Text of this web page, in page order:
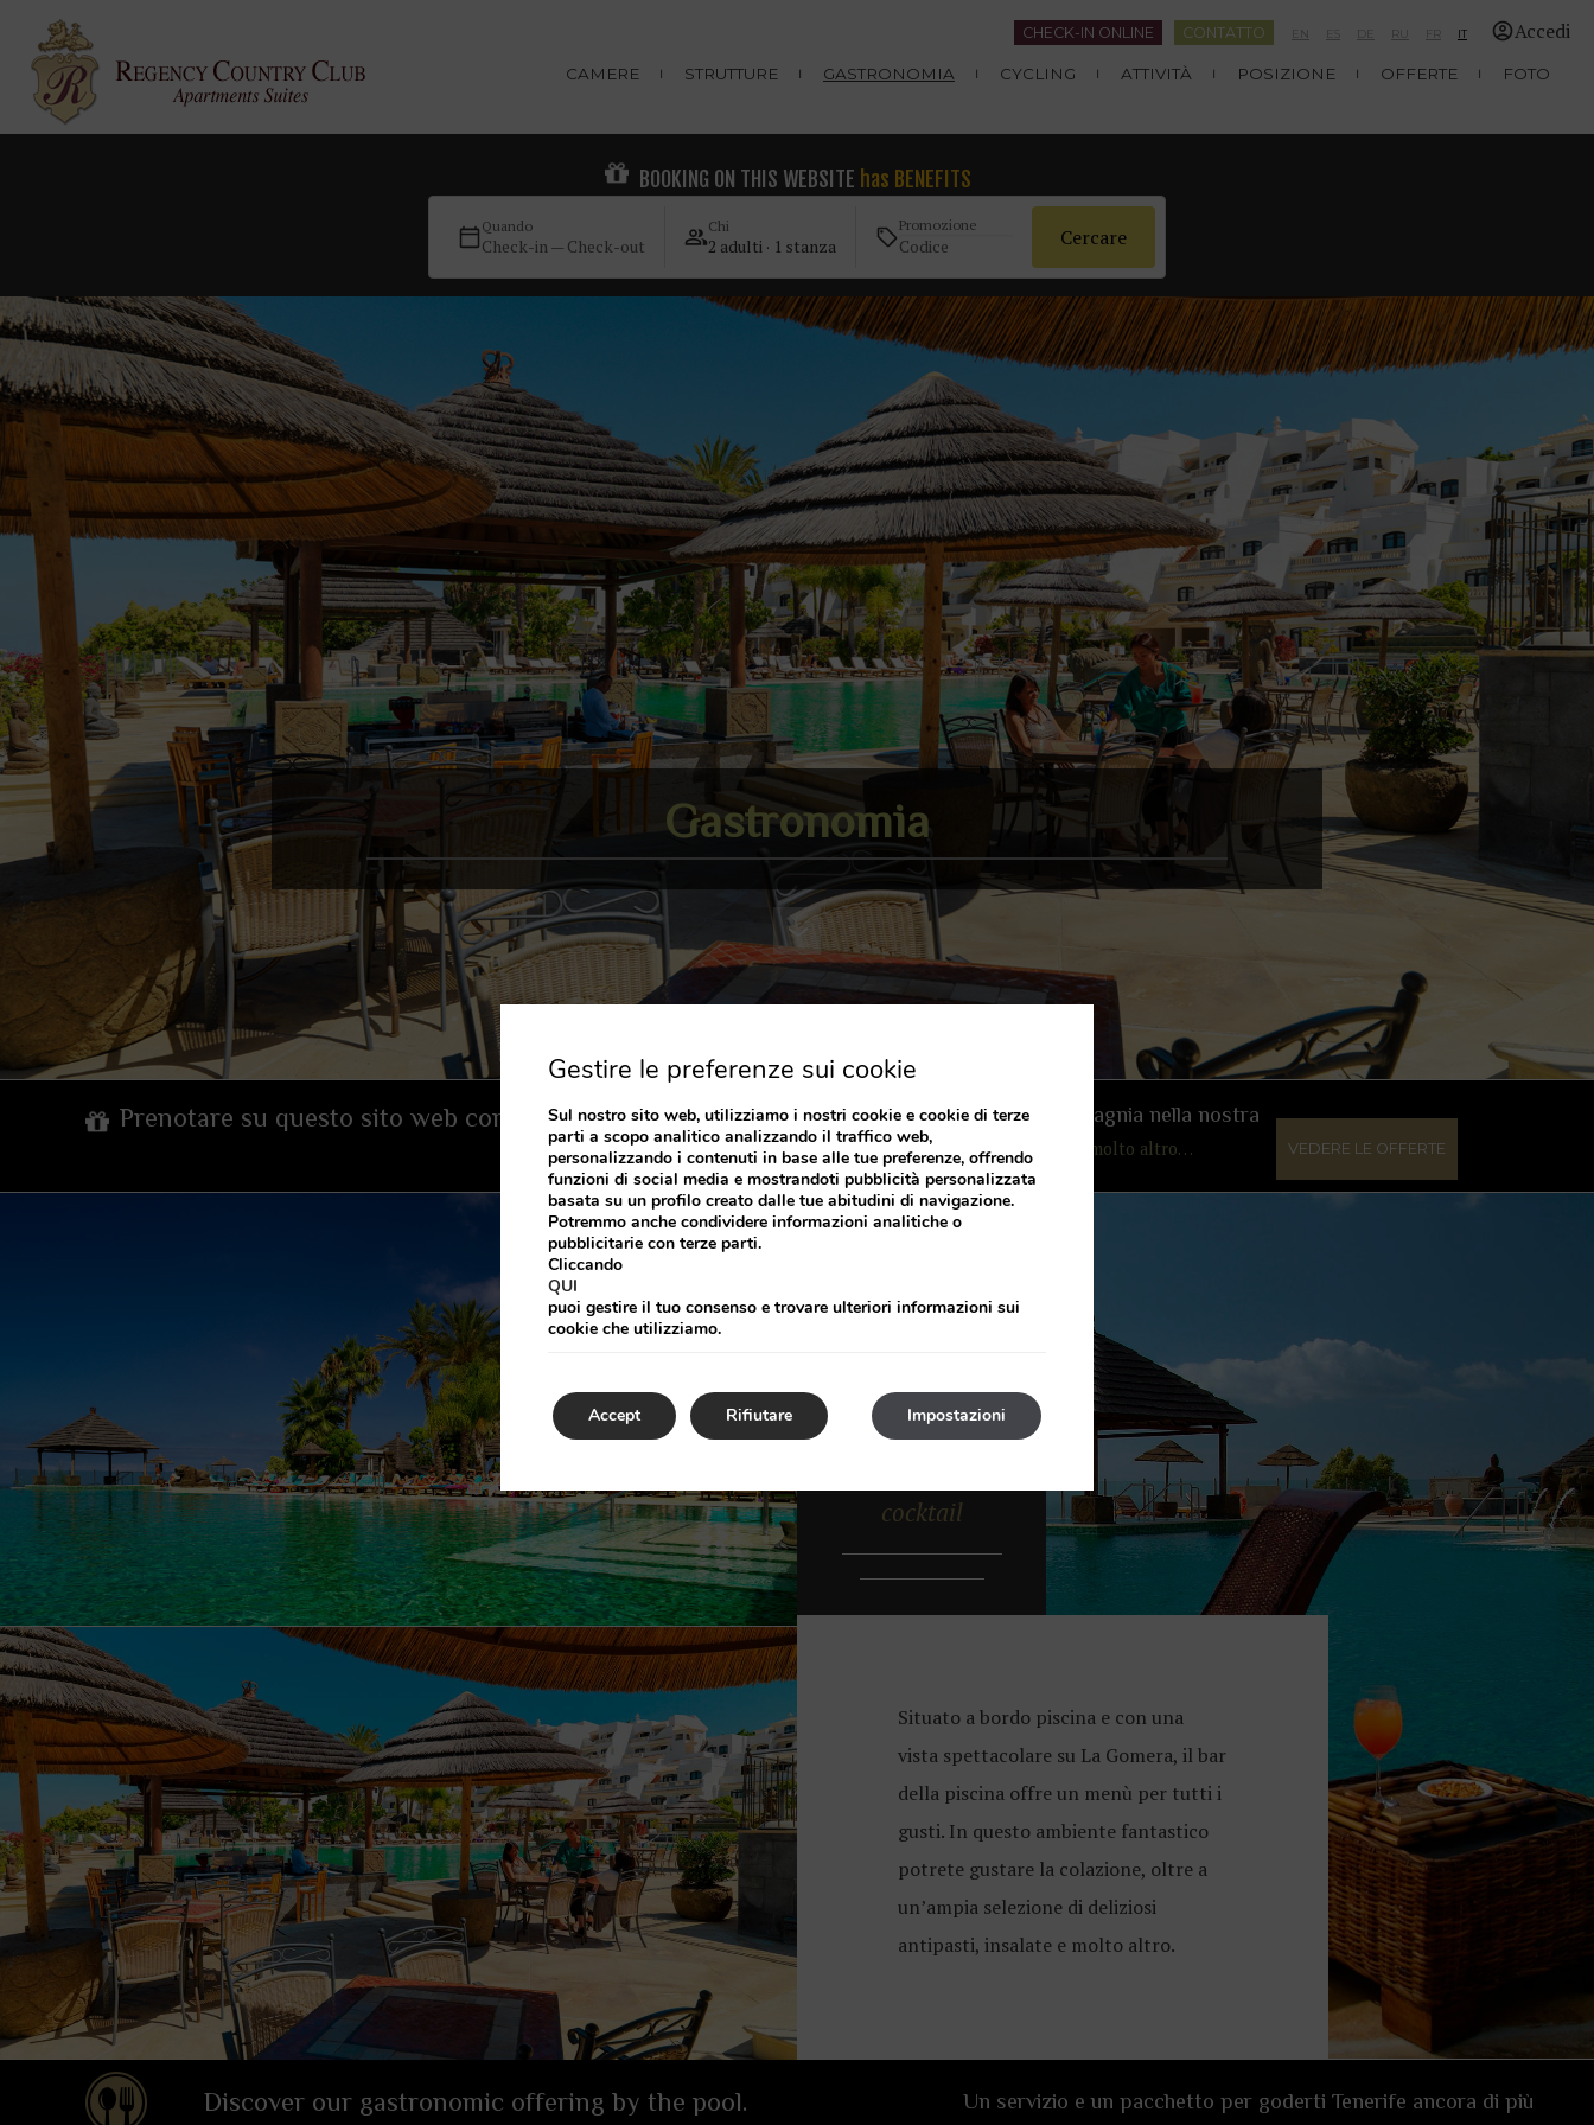
Accedi
EN RU FR IT
CONTATTO
CHECK-IN ONLINE
CAMERE STRUTTURE GASTRONOMIA CYCLING ATTIVITÀ POSIZIONE OFFERTE FOTO
BOOKING ON THIS WEBSITE has BENEFITS
Quando
Check-in — Check-out
Chi
2 adulti · 1 stanza
Promozione Cercare
Gastronomia
Prenotare su questo sito web comporta deiVANTAGGI Soggiorna con la migliore compagnia nella nostra
Camera Deluxe con Jacuzzi e molto altro… VEDERE LE OFFERTE
Bar della
cocktail
Situato a bordo piscina e con una
vista spettacolare su La Gomera, il bar
della piscina offre un menù per tutti i
gusti. In questo ambiente fantastico
potrete gustare la colazione, oltre a
un’ampia selezione di deliziosi
antipasti, insalate e molto altro.
Discover our gastronomic offering by the pool. Un servizio e un pacchetto per goderti Tenerife ancora di più
Gestire le preferenze sui cookie
Sul nostro sito web, utilizziamo i nostri cookie e cookie di terze
parti a scopo analitico analizzando il traffico web,
personalizzando i contenuti in base alle tue preferenze, offrendo
funzioni di social media e mostrandoti pubblicità personalizzata
basata su un profilo creato dalle tue abitudini di navigazione.
Potremmo anche condividere informazioni analitiche o
pubblicitarie con terze parti.
Cliccando
QUI
puoi gestire il tuo consenso e trovare ulteriori informazioni sui
cookie che utilizziamo.
Accept Impostazioni
Rifiutare